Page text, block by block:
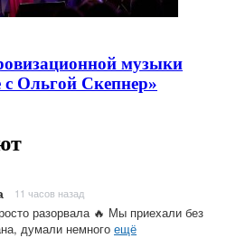
музыки
Ольгой Скепнер»
11 часов назад
разорвала 🔥 Мы приехали без
думали немного ещё